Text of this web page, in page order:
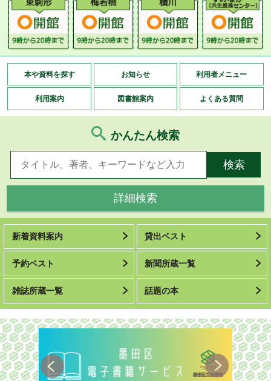
本や資料を探す お知らせ 利用者メニュー
利用案内 図書館案内 よくある質問
かんたん検索
詳細検索
新着資料案内 貸出ベスト
予約ベスト 新聞所蔵一覧
雑誌所蔵一覧 話題の本